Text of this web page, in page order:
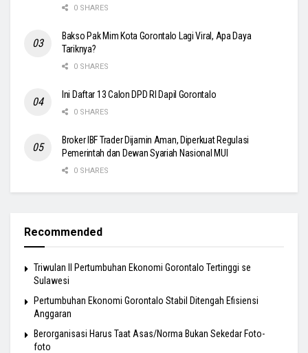
0 SHARES
Bakso Pak Mim Kota Gorontalo Lagi Viral, Apa Daya
Tariknya?
0 SHARES
Ini Daftar 13 Calon DPD RI Dapil Gorontalo
0 SHARES
Broker IBF Trader Dijamin Aman, Diperkuat Regulasi
Pemerintah dan Dewan Syariah Nasional MUI
0 SHARES
Recommended
Triwulan II Pertumbuhan Ekonomi Gorontalo Tertinggi se
Sulawesi
Pertumbuhan Ekonomi Gorontalo Stabil Ditengah Efisiensi
Anggaran
Berorganisasi Harus Taat Asas/Norma Bukan Sekedar Foto-
foto